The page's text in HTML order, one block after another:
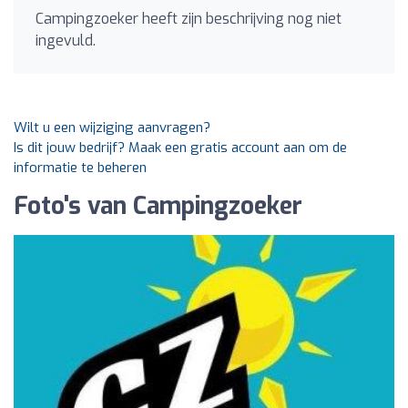
Campingzoeker heeft zijn beschrijving nog niet
ingevuld.
Wilt u een wijziging aanvragen?
Is dit jouw bedrijf? Maak een gratis account aan om de
informatie te beheren
Foto's van Campingzoeker